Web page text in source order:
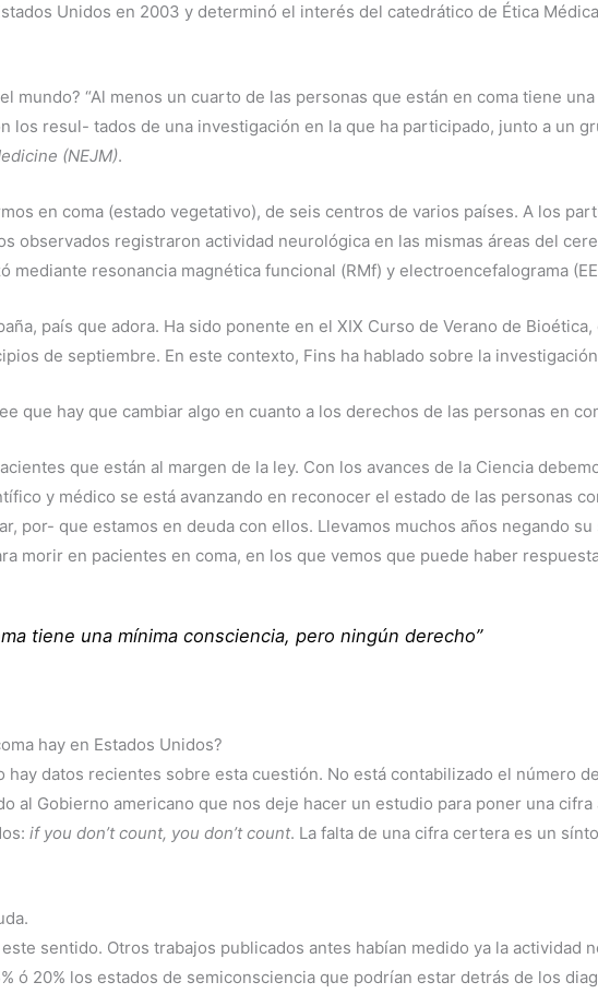
Unidos en 2003 y determinó el interés del catedrático de Ética
mundo? “Al menos un cuarto de las personas que están en coma tiene
los resul- tados de una investigación en la que ha participado, junto a un
(NEJM).
en coma (estado vegetativo), de seis centros de varios países. A los
observados registraron actividad neurológica en las mismas áreas del
mediante resonancia magnética funcional (RMf) y electroencefalograma
país que adora. Ha sido ponente en el XIX Curso de Verano de
de septiembre. En este contexto, Fins ha hablado sobre la
que hay que cambiar algo en cuanto a los derechos de las personas en
que están al margen de la ley. Con los avances de la Ciencia
y médico se está avanzando en reconocer el estado de las personas
por- que estamos en deuda con ellos. Llevamos muchos años negando
morir en pacientes en coma, en los que vemos que puede haber
tiene una mínima consciencia, pero ningún derecho”
hay en Estados Unidos?
hay datos recientes sobre esta cuestión. No está contabilizado el número
al Gobierno americano que nos deje hacer un estudio para poner una
if you don’t count, you don’t count. La falta de una cifra certera es un
sentido. Otros trabajos publicados antes habían medido ya la
ó 20% los estados de semiconsciencia que podrían estar detrás de los